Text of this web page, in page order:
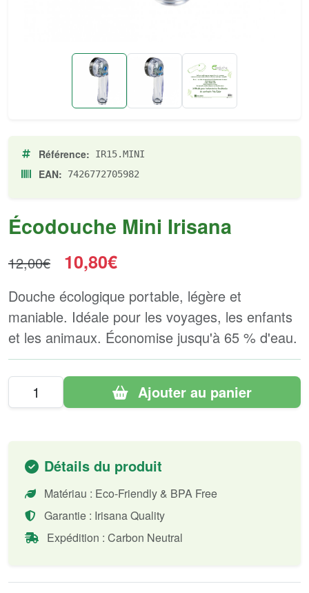
Référence: IR15.MINI
EAN: 7426772705982
Écodouche Mini Irisana
12,00€ 10,80€
Douche écologique portable, légère et
maniable. Idéale pour les voyages, les enfants
et les animaux. Économise jusqu'à 65 % d'eau.
Ajouter au panier
Détails du produit
Matériau : Eco-Friendly & BPA Free
Garantie : Irisana Quality
Expédition : Carbon Neutral